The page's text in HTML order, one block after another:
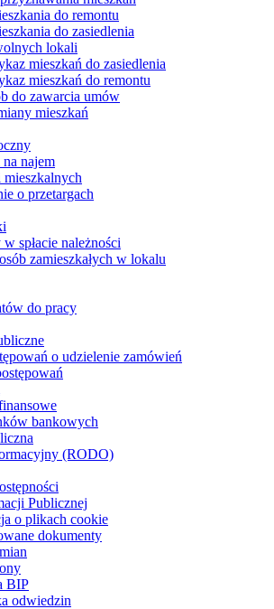
do remontu
do zasiedlenia
lokali
mieszkań do zasiedlenia
mieszkań do remontu
do zawarcia umów
mieszkań
najem
mieszkalnych
o przetargach
spłacie należności
zamieszkałych w lokalu
do pracy
o udzielenie zamówień
bankowych
(RODO)
Publicznej
o plikach cookie
dokumenty
BIP
odwiedzin